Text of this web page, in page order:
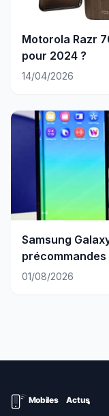
Motorola Razr
pour 2024 ?
14/04/2026
Samsung
01/08/2026